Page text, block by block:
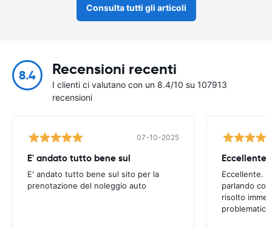
Consulta tutti gli articoli
8.4 Recensioni recenti
I clienti ci valutano con un 8.4/10 su 107913
recensioni
07-10-2025
E' andato tutto bene sul
E' andato tutto bene sul sito per la
prenotazione del noleggio auto
Eccellente.
parlando
risolto